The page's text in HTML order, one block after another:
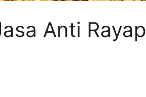
Anti Rayap